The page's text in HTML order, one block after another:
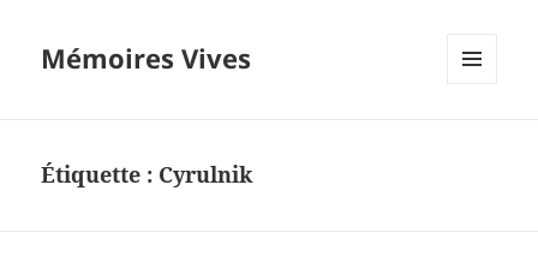
Mémoires Vives
Étiquette : Cyrulnik